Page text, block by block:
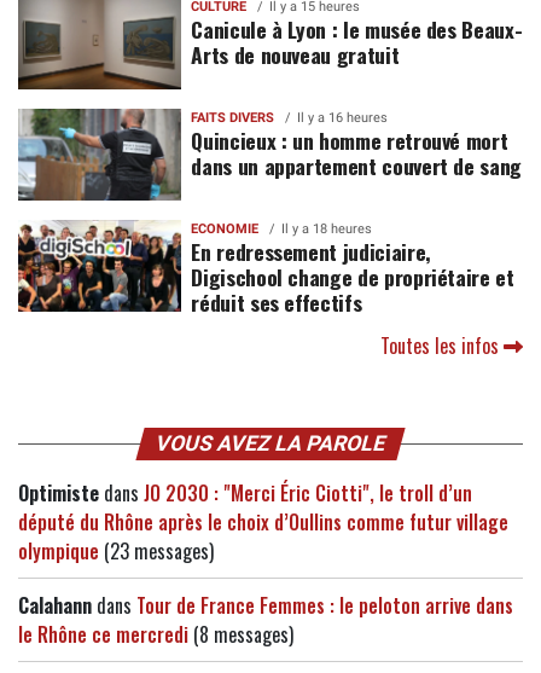
CULTURE Il y a 15 heures
Canicule à Lyon : le musée des Beaux-
Arts de nouveau gratuit
FAITS DIVERS Il y a 16 heures
Quincieux : un homme retrouvé mort
dans un appartement couvert de sang
ECONOMIE Il y a 18 heures
En redressement judiciaire,
Digischool change de propriétaire et
réduit ses effectifs
Toutes les infos
VOUS AVEZ LA PAROLE
Optimiste dans JO 2030 : "Merci Éric Ciotti", le troll d’un
député du Rhône après le choix d’Oullins comme futur village
olympique (23 messages)
Calahann dans Tour de France Femmes : le peloton arrive dans
le Rhône ce mercredi (8 messages)